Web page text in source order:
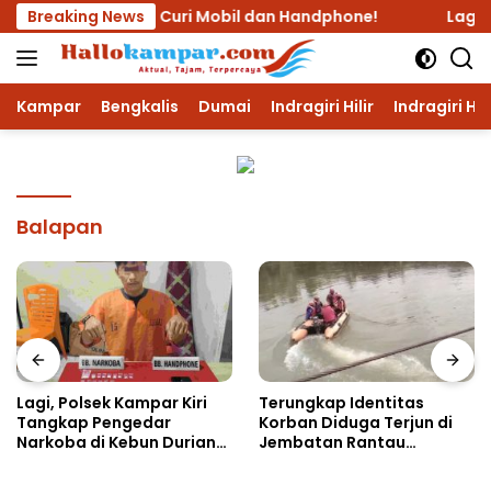
Langsung
ke
konten
Breaking News
Nekat Curi Mobil dan Handphone! Lagi,
Kampar Bengkalis Dumai Indragiri Hilir Indragiri
Balapan
Lagi, Polsek Kampar Kiri
Tangkap Pengedar
Narkoba di Kebun Durian
Terungkap Identitas
Korban Diduga Terjun di
Jembatan Rantau